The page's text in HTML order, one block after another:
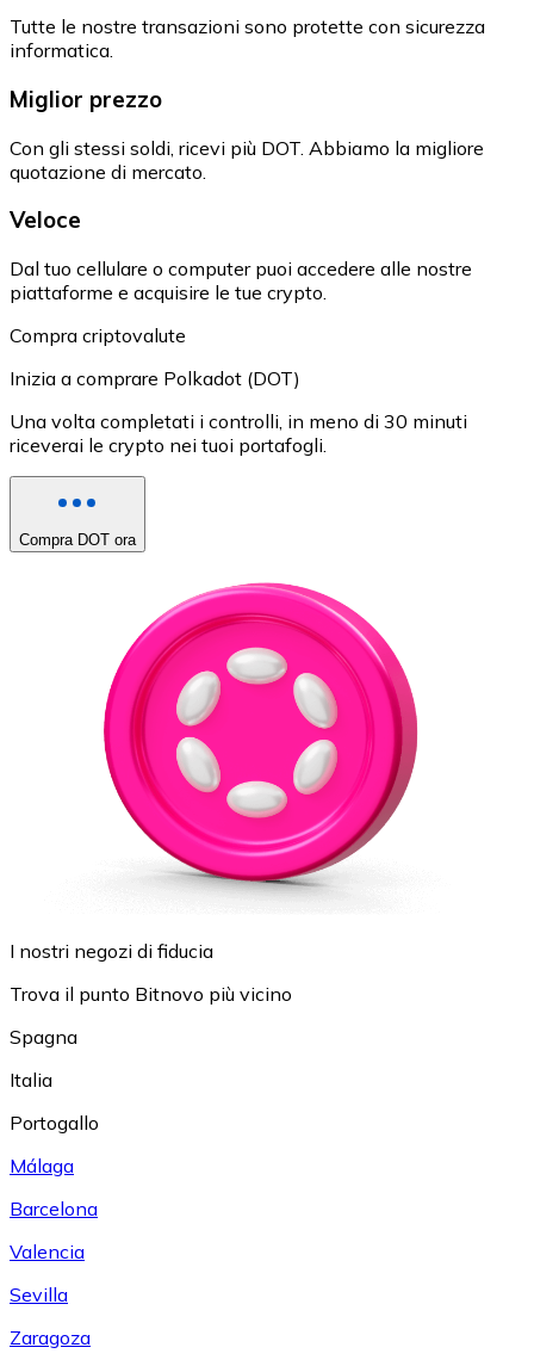
Tutte le nostre transazioni sono protette con sicurezza
informatica.
Miglior prezzo
Con gli stessi soldi, ricevi più DOT. Abbiamo la migliore
quotazione di mercato.
Veloce
Dal tuo cellulare o computer puoi accedere alle nostre
piattaforme e acquisire le tue crypto.
Compra criptovalute
Inizia a comprare Polkadot (DOT)
Una volta completati i controlli, in meno di 30 minuti
riceverai le crypto nei tuoi portafogli.
Compra DOT ora
I nostri negozi di fiducia
Trova il punto Bitnovo più vicino
Spagna
Italia
Portogallo
Málaga
Barcelona
Valencia
Sevilla
Zaragoza